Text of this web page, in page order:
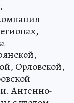
Орловской,
Антенно-